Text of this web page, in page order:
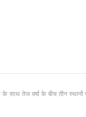
तेज वर्षा के बीच तीन स्थानों